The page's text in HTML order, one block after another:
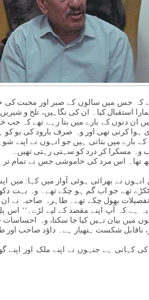
کہ جس میں سالوں کے صبر اور محبت
استقبال کیا۔ ان کی نگاہیں، تلخ و
دنوں کے بارے میں بتا رہے تھے کہ جب
ہوا کرتی تھی اور وہ صرف بارود کی بو
میں بتاتی ہیں جو انہوں نے اپنے
وہ مسکرا کر درد کو سہتی رہتی تھیں۔
تھا۔ اس مرد کی خاموشی جس نے تمام
نے بھرائی ہوئی آواز میں کہا:
ٹکڑے تھے جو اب گم ہو چکے تھے۔ وہ
بھول چکے تھے۔ طاہرہ صاحبہ نے
ہے کہ آپ اپنے مقصد کے لیے لڑے۔‘‘ اس
میں بیان نہیں کیا جا سکتا، وہ
شکست ہتھیار ہے۔ داؤد صاحب اور
ہے جنہوں نے اپنے ملک اور اپنے گھر